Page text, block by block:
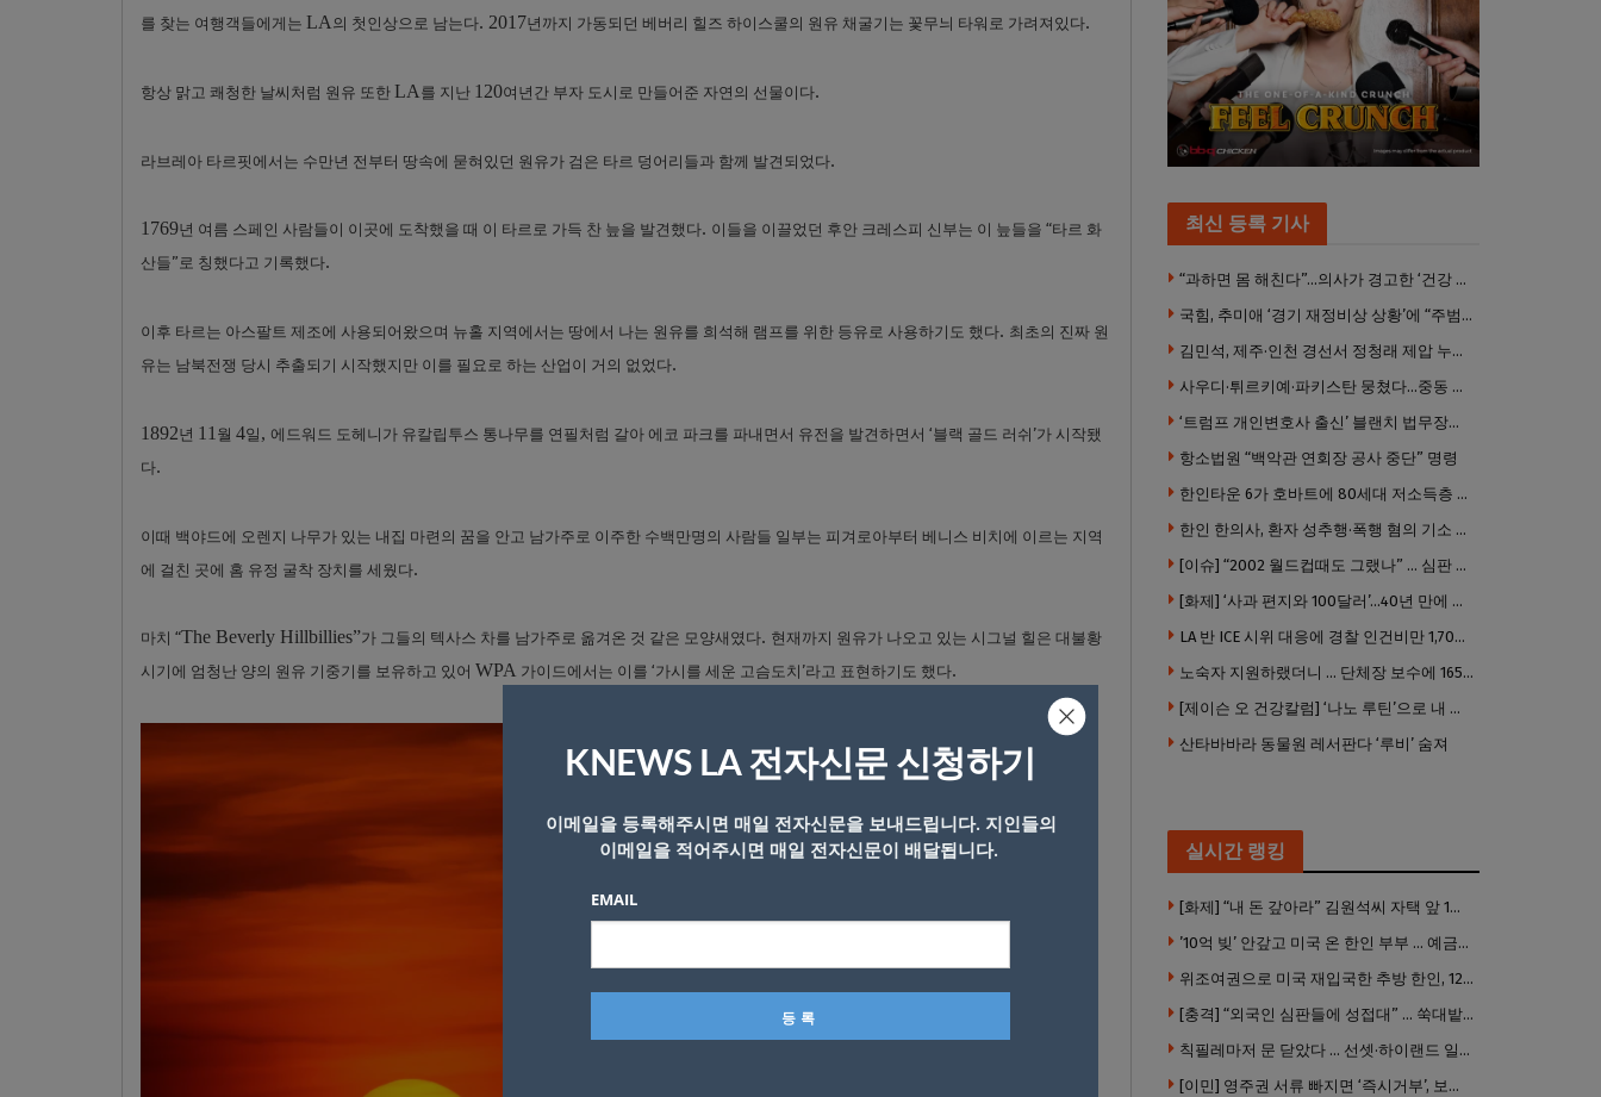
를 찾는 여행객들에게는 LA 의 첫인상으로 남는다. 2017년까지 가동되던 베버리 힐즈 하이스쿨의 원유 채굴기는 꽃무늬 타워로 가려져있다.
항상 맑고 쾌청한 날씨처럼 원유 또한 LA 를 지난 120여년간 부자 도시로 만들어준 자연의 선물이다.
라브레아 타르핏에서는 수만년 전부터 땅속에 묻혀있던 원유가 검은 타르 덩어리들과 함께 발견되었다.
1769년 여름 스페인 사람들이 이곳에 도착했을 때 이 타르로 가득 찬 늪을 발견했다. 이들을 이끌었던 후안 크레스피 신부는 이 늪들을 “타르 화
산들”로 칭했다고 기록했다.
이후 타르는 아스팔트 제조에 사용되어왔으며 뉴홀 지역에서는 땅에서 나는 원유를 희석해 램프를 위한 등유로 사용하기도 했다. 최초의 진짜 원
유는 남북전쟁 당시 추출되기 시작했지만 이를 필요로 하는 산업이 거의 없었다.
1892년 11 월 4일 , 에드워드 도헤니가 유칼립투스 통나무를 연필처럼 갈아 에코 파크를 파내면서 유전을 발견하면서 ‘블랙 골드 러쉬’가 시작됐
다.
이때 백야드에 오렌지 나무가 있는 내집 마련의 꿈을 안고 남가주로 이주한 수백만명의 사람들 일부는 피겨로아부터 베니스 비치에 이르는 지역
에 걸친 곳에 홈 유정 굴착 장치를 세웠다.
마치 “The Beverly Hillbillies”가 그들의 텍사스 차를 남가주로 옮겨온 것 같은 모양새였다. 현재까지 원유가 나오고 있는 시그널 힐은 대불황
시기에 엄청난 양의 원유 기중기를 보유하고 있어 WPA 가이드에서는 이를 ‘가시를 세운 고슴도치’라고 표현하기도 했다.
최신 등록 기사
“과하면 몸 해친다”…의사가 경고한 ‘건강 습관’ 5가지
국힘, 추미애 ‘경기 재정비상 상황’에 “주범은 이재명 전 지사”
김민석, 제주·인천 경선서 정청래 제압 누적 1위 탈환
사우디·튀르키예·파키스탄 뭉쳤다…중동 새 안보축 부상하나
‘트럼프 개인변호사 출신’ 블랜치 법무장관 인준…상원 50대49 가결
항소법원 “백악관 연회장 공사 중단” 명령
한인타운 6가 호바트에 80세대 저소득층 아파트 준공
한인 한의사, 환자 성추행·폭행 혐의 기소 … 면허 긴급정지
[이슈] “2002 월드컵때도 그랬나” … 심판 성접대 의혹 해외로 일파만파, 4강 신화까지 불똥
[화제] ‘사과 편지와 100달러’…40년 만에 훔친 책 돌려준 절도범
LA 반 ICE 시위 대응에 경찰 인건비만 1,700만 달러 썼다.
노숙자 지원하랬더니 … 단체장 보수에 165만 달러 ‘펑펑’
[제이슨 오 건강칼럼] ‘나노 루틴’으로 내 몸 기적 만들기
산타바바라 동물원 레서판다 ‘루비’ 숨져
실시간 랭킹
[화제] “내 돈 갚아라” 김원석씨 자택 앞 1인 광대 시위 … 한인 투자사, “108만 달러 못받아”
’10억 빚’ 안갚고 미국 온 한인 부부 … 예금보험공사, 미국서 소송
위조여권으로 미국 재입국한 추방 한인, 120만 달러 은행 사기 행각
[충격] “외국인 심판들에 성접대” … 쑥대밭된 축협 어디까지 추락하나
칙필레마저 문 닫았다 … 선셋·하이랜드 일대 ‘황량한 거리’로
[이민] 영주권 서류 빠지면 ‘즉시거부’, 보완기회 없다 … 이민심사 8월부터 확 바뀐다
KNEWS LA 전자신문 신청하기
이메일을 등록해주시면 매일 전자신문을 보내드립니다. 지인들의
이메일을 적어주시면 매일 전자신문이 배달됩니다.
EMAIL